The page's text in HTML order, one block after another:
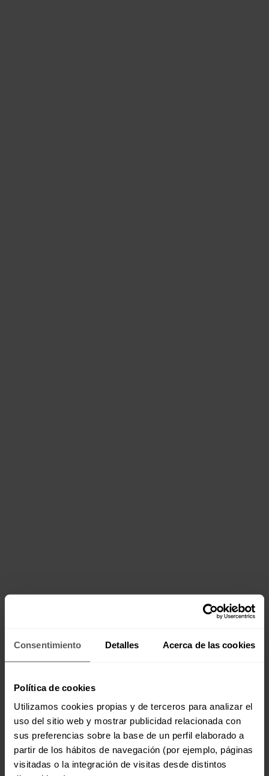
Consentimiento Detalles Acerca de las cookies
Política de cookies
Utilizamos cookies propias y de terceros para analizar el
uso del sitio web y mostrar publicidad relacionada con
sus preferencias sobre la base de un perfil elaborado a
partir de los hábitos de navegación (por ejemplo, páginas
visitadas o la integración de visitas desde distintos